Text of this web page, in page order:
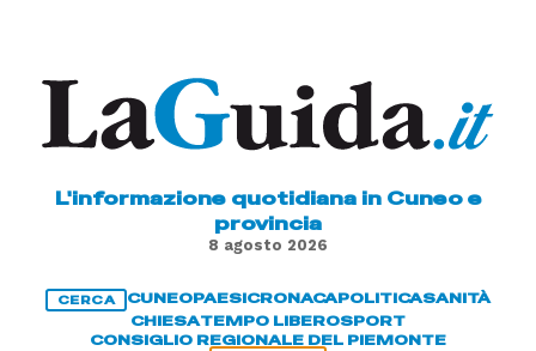
L'informazione quotidiana in Cuneo e
provincia
8 agosto 2026
CERCA CUNEOPAESICRONACAPOLITICASANITÀ
CHIESATEMPO LIBEROSPORT
CONSIGLIO REGIONALE DEL PIEMONTE